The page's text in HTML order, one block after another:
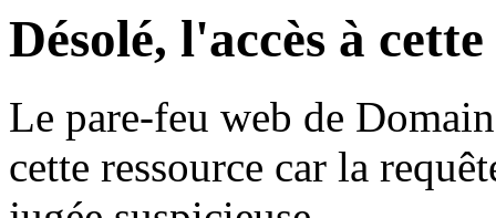
Désolé, l'accès à
Le pare-feu web de
cette ressource car la